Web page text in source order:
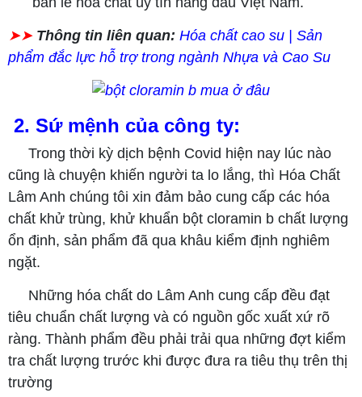
➤➤ Thông tin liên quan: Hóa chất cao su | Sản
phẩm đắc lực hỗ trợ trong ngành Nhựa và Cao Su
2. Sứ mệnh của công ty:
Trong thời kỳ dịch bệnh Covid hiện nay lúc nào
cũng là chuyện khiến người ta lo lắng, thì Hóa Chất
Lâm Anh chúng tôi xin đảm bảo cung cấp các hóa
chất khử trùng, khử khuẩn bột cloramin b chất lượng
ổn định, sản phẩm đã qua khâu kiểm định nghiêm
ngặt.
Những hóa chất do Lâm Anh cung cấp đều đạt
tiêu chuẩn chất lượng và có nguồn gốc xuất xứ rõ
ràng. Thành phẩm đều phải trải qua những đợt kiểm
tra chất lượng trước khi được đưa ra tiêu thụ trên thị
trường